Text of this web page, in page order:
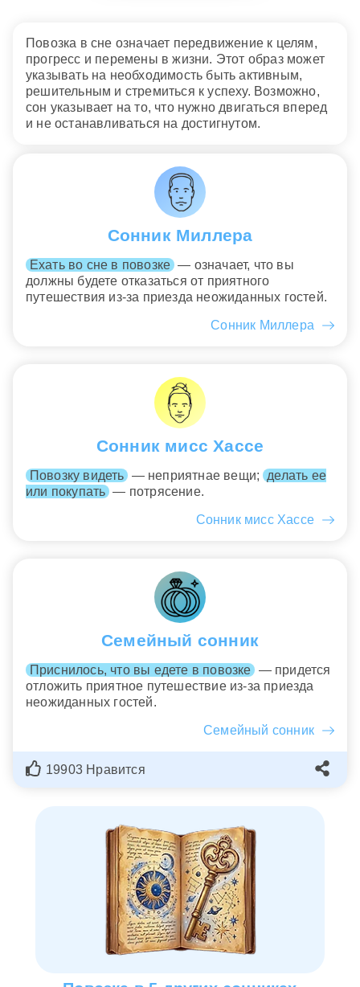
Повозка в сне означает передвижение к целям,
прогресс и перемены в жизни. Этот образ может
указывать на необходимость быть активным,
решительным и стремиться к успеху. Возможно,
сон указывает на то, что нужно двигаться вперед
и не останавливаться на достигнутом.
Сонник Миллера
Ехать во сне в повозке — означает, что вы
должны будете отказаться от приятного
путешествия из-за приезда неожиданных гостей.
Сонник Миллера
Сонник мисс Хассе
Повозку видеть — неприятнае вещи; делать ее
или покупать — потрясение.
Сонник мисс Хассе
Семейный сонник
Приснилось, что вы едете в повозке — придется
отложить приятное путешествие из-за приезда
неожиданных гостей.
Семейный сонник
19903 Нравится